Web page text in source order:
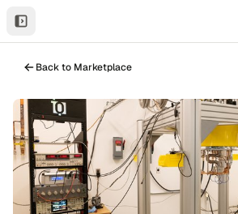
Back to Marketplace